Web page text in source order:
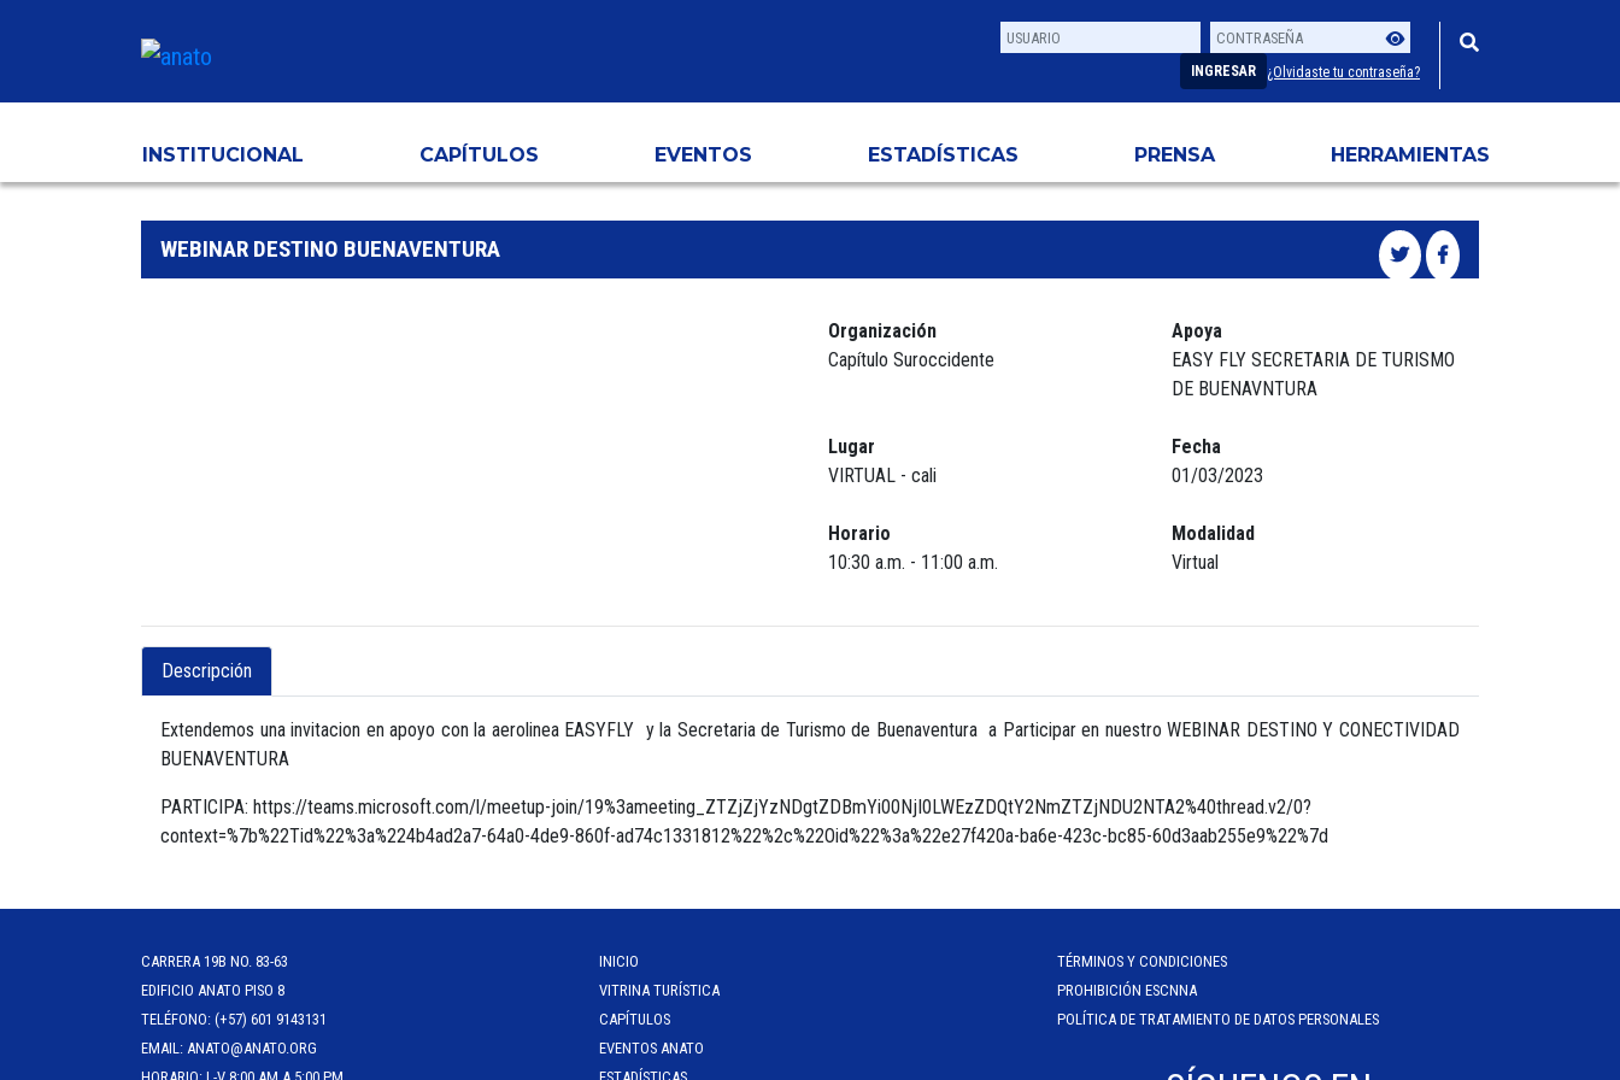
Usuario
Contraseña
INGRESAR ¿Olvidaste tu contraseña?
INSTITUCIONAL CAPÍTULOS EVENTOS ESTADÍSTICAS PRENSA HERRAMIENTAS
WEBINAR DESTINO BUENAVENTURA
Organización
Capítulo Suroccidente
Apoya
EASY FLY SECRETARIA DE TURISMO
DE BUENAVNTURA
Lugar
VIRTUAL - cali
Fecha
01/03/2023
Horario
10:30 a.m. - 11:00 a.m.
Modalidad
Virtual
Descripción
Extendemos una invitacion en apoyo con la aerolinea EASYFLY y la Secretaria de Turismo de Buenaventura a Participar en nuestro WEBINAR DESTINO Y CONECTIVIDAD
BUENAVENTURA
PARTICIPA: https://teams.microsoft.com/l/meetup-join/19%3ameeting_ZTZjZjYzNDgtZDBmYi00NjI0LWEzZDQtY2NmZTZjNDU2NTA2%40thread.v2/0?
context=%7b%22Tid%22%3a%224b4ad2a7-64a0-4de9-860f-ad74c1331812%22%2c%22Oid%22%3a%22e27f420a-ba6e-423c-bc85-60d3aab255e9%22%7d
CARRERA 19B NO. 83-63
EDIFICIO ANATO PISO 8
TELÉFONO: (+57) 601 9143131
EMAIL: ANATO@ANATO.ORG
INICIO
VITRINA TURÍSTICA
CAPÍTULOS
EVENTOS ANATO
TÉRMINOS Y CONDICIONES
PROHIBICIÓN ESCNNA
POLÍTICA DE TRATAMIENTO DE DATOS PERSONALES